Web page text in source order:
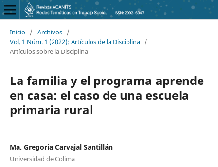
Inicio / Archivos /
Vol. 1 Núm. 1 (2022): Artículos de la Disciplina /
Artículos sobre la Disciplina
La familia y el programa aprende
en casa: el caso de una escuela
primaria rural
Ma. Gregoria Carvajal Santillán
Universidad de Colima